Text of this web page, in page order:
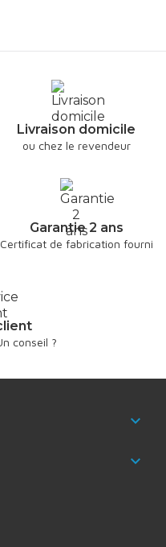
Livraison domicile
ou chez le revendeur
Garantie 2 ans
Certificat de fabrication fourni
conseil ?

